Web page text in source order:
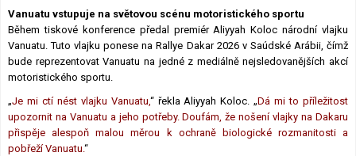
Vanuatu vstupuje na světovou scénu motoristického sportu
Během tiskové konference předal premiér Aliyyah Koloc národní vlajku
Vanuatu. Tuto vlajku ponese na Rallye Dakar 2026 v Saúdské Arábii, čímž
bude reprezentovat Vanuatu na jedné z mediálně nejsledovanějších akcí
motoristického sportu.
„Je mi ctí nést vlajku Vanuatu,“ řekla Aliyyah Koloc. „Dá mi to příležitost
upozornit na Vanuatu a jeho potřeby. Doufám, že nošení vlajky na Dakaru
přispěje alespoň malou měrou k ochraně biologické rozmanitosti a
pobřeží Vanuatu.“